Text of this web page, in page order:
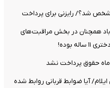
شد؟/ رایزنی برای پرداخت
همچنان در بخش مراقبت‌های
بوده!
ماه حقوق پرداخت نشد
آیا ضوابط قربانی روابط شده